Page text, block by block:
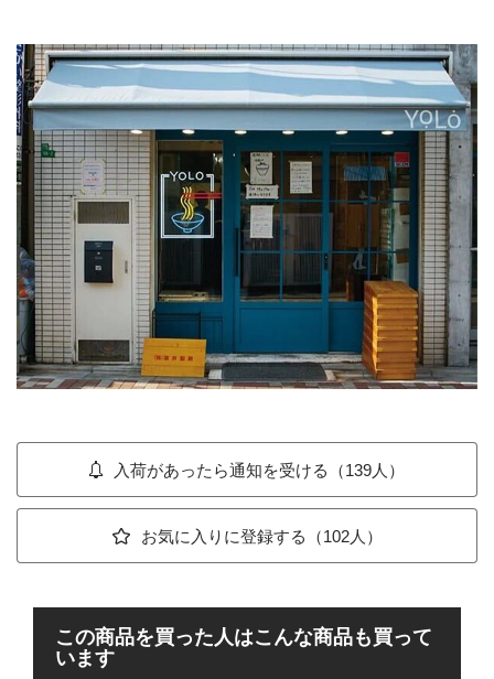
入荷があったら通知を受ける（139人）
お気に入りに登録する（102人）
この商品を買った人はこんな商品も買って
います